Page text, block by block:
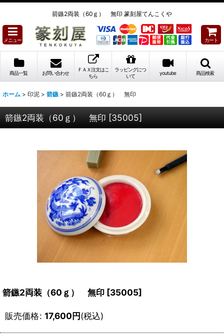
箭鏃2両装（60ｇ） 無印 篆刻屋てんこくや
メニュー カート
商品一覧 お問い合わせ
ＦＡＸ注文はこ
ちら
ラッピングにつ
いて
youtube 商品検索
ホーム > 印泥 > 箭鏃 > 箭鏃2両装（60ｇ） 無印
箭鏃2両装（60ｇ） 無印 [35005]
箭鏃2両装（60ｇ） 無印 [35005]
販売価格: 17,600円(税込)